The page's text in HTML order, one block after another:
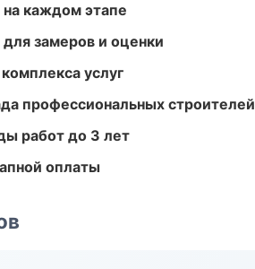
на каждом этапе
замеров и оценки
услуг
профессиональных строителей
работ до 3 лет
оплаты